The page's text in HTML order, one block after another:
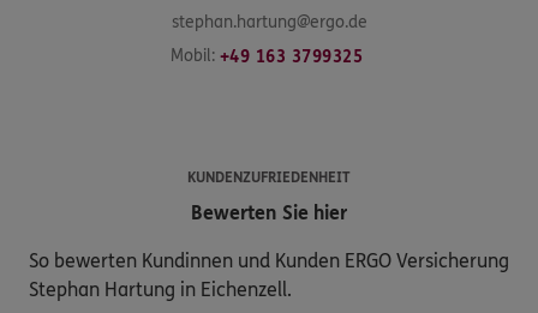
stephan.hartung@ergo.de
Mobil: +49 163 3799325
KUNDENZUFRIEDENHEIT
Bewerten Sie hier
So bewerten Kundinnen und Kunden ERGO Versicherung
Stephan Hartung in Eichenzell.